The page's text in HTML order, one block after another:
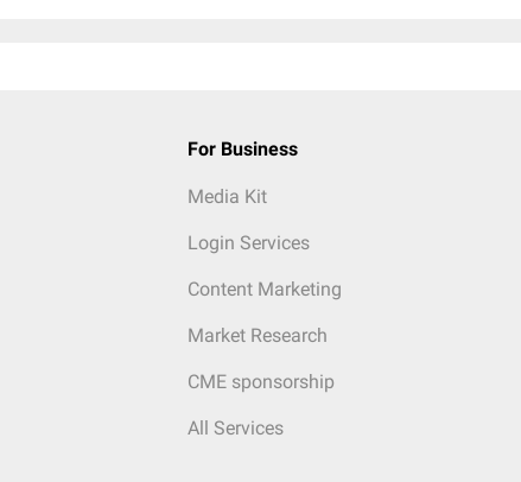
For Business
Media Kit
Login Services
Content Marketing
Market Research
CME sponsorship
All Services